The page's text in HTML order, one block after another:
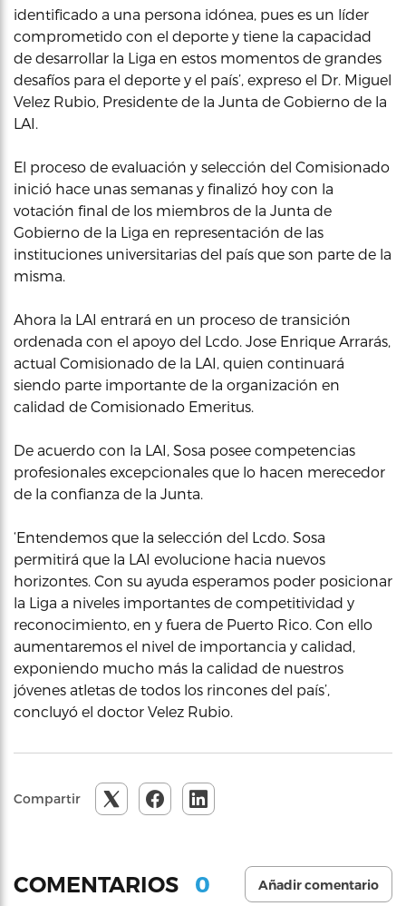
identificado a una persona idónea, pues es un líder
comprometido con el deporte y tiene la capacidad
de desarrollar la Liga en estos momentos de grandes
desafíos para el deporte y el país’, expreso el Dr. Miguel
Velez Rubio, Presidente de la Junta de Gobierno de la
LAI.
El proceso de evaluación y selección del Comisionado
inició hace unas semanas y finalizó hoy con la
votación final de los miembros de la Junta de
Gobierno de la Liga en representación de las
instituciones universitarias del país que son parte de la
misma.
Ahora la LAI entrará en un proceso de transición
ordenada con el apoyo del Lcdo. Jose Enrique Arrarás,
actual Comisionado de la LAI, quien continuará
siendo parte importante de la organización en
calidad de Comisionado Emeritus.
De acuerdo con la LAI, Sosa posee competencias
profesionales excepcionales que lo hacen merecedor
de la confianza de la Junta.
‘Entendemos que la selección del Lcdo. Sosa
permitirá que la LAI evolucione hacia nuevos
horizontes. Con su ayuda esperamos poder posicionar
la Liga a niveles importantes de competitividad y
reconocimiento, en y fuera de Puerto Rico. Con ello
aumentaremos el nivel de importancia y calidad,
exponiendo mucho más la calidad de nuestros
jóvenes atletas de todos los rincones del país’,
concluyó el doctor Velez Rubio.
Compartir
COMENTARIOS 0 Añadir comentario